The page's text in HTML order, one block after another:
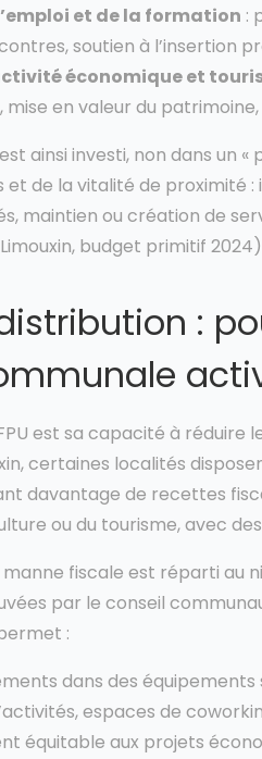
et de la formation :
soutien à l’insertion
économique et
en valeur du
ainsi investi, non dans un
et de la vitalité de proximité
maintien ou création de
budget primitif
:
est sa capacité à réduire
certaines localités
davantage de recettes
ou du tourisme, avec
manne fiscale est réparti au
par le conseil
:
dans des
espaces de
équitable aux projets